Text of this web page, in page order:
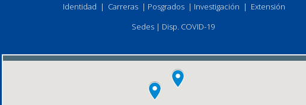
Identidad | Carreras| Posgrados| Investigación | Extensión
Sedes| Disp. COVID-19